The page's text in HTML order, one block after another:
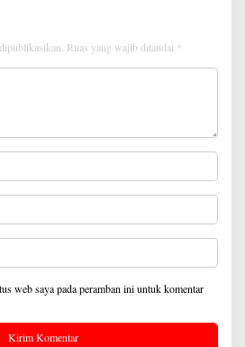
Ruas yang wajib ditandai *
web saya pada peramban ini untuk komentar